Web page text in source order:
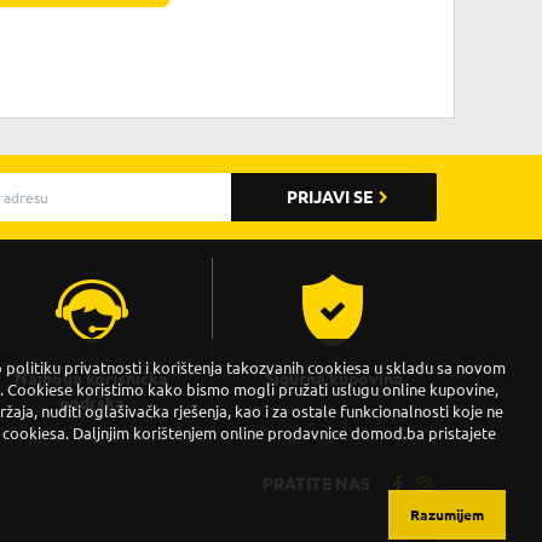
PRIJAVI SE
Najbolja korisnička
podrška
Sigurna kupovina
PRATITE NAS
politiku privatnosti i korištenja takozvanih cookiesa u skladu sa novom
koristimo kako bismo mogli pružati uslugu online kupovine,
nuditi oglašivačka rješenja, kao i za ostale funkcionalnosti koje ne
Daljnjim korištenjem online prodavnice domod.ba pristajete
Razumijem